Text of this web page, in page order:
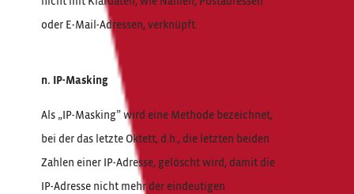
oder E-Mail-Adressen, verknüpft.
n. IP-Masking
Als „IP-Masking” wird eine Methode bezeichnet,
bei der das letzte Oktett, d.h., die letzten beiden
Zahlen einer IP-Adresse, gelöscht wird, damit die
IP-Adresse nicht mehr der eindeutigen